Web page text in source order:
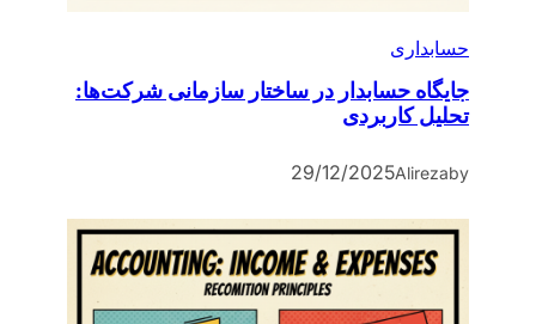
حسابداری
جایگاه حسابدار در ساختار سازمانی شرکت‌ها:
تحلیل کاربردی
by
Alireza
29/12/2025